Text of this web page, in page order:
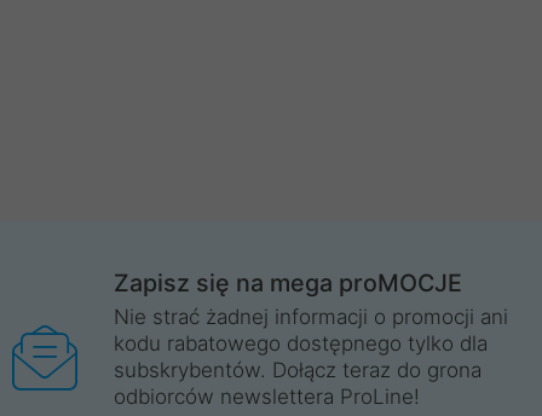
Zapisz się na mega proMOCJE
Nie strać żadnej informacji o promocji ani
kodu rabatowego dostępnego tylko dla
subskrybentów. Dołącz teraz do grona
odbiorców newslettera ProLine!